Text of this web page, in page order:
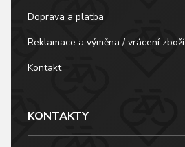
Doprava a platba
Reklamace a výměna / vrácení zboží
Kontakt
KONTAKTY